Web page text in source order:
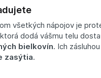
všetkých nápojov je
dodá vášmu telu
bielkovín. Ich
zasýtia.